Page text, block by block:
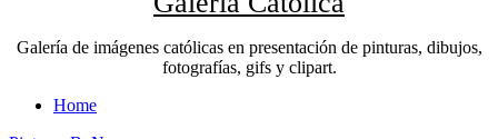
Galería de imágenes católicas en presentación de pinturas, dibujos,
fotografías, gifs y clipart.
Home